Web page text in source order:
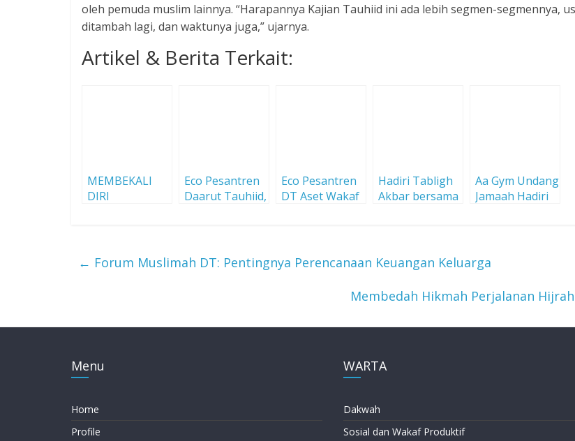
oleh pemuda muslim lainnya. “Harapannya Kajian Tauhiid ini ada lebih segmen-segmennya,
ditambah lagi, dan waktunya juga,” ujarnya.
Artikel & Berita Terkait:
MEMBEKALI
DIRI
Eco Pesantren
Daarut Tauhiid,
Eco Pesantren
DT Aset Wakaf
Hadiri Tabligh
Akbar bersama
Aa Gym Undang
Jamaah Hadiri
← Forum Muslimah DT: Pentingnya Perencanaan Keuangan Keluarga
Membedah Hikmah Perjalanan
Menu
Home
Profile
WARTA
Dakwah
Sosial dan Wakaf Produktif